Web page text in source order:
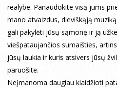
realybe. Panaudokite visą jums
mano atvaizdus, dieviškąją
gali pakylėti jūsų sąmonę ir ją
viešpataujančios sumaišties,
jūsų laukia ir kuris atsivers jūsų
paruošite.
Neįmanoma daugiau klaidžioti